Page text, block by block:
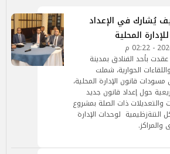
يُشارك في الإعداد
المحلية
بأحد الفنادق بمدينة
الحوارية، شملت
قانون الإدارة المحلية،
حول إعداد قانون جديد
والتعديلات ذات الصلة بمشروع
التنةزظيمية لوحدات الإدارة